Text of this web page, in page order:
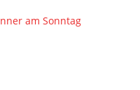
am Sonntag